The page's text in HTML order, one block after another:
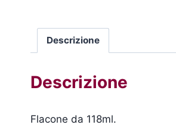
Descrizione
Descrizione
Flacone da 118ml.